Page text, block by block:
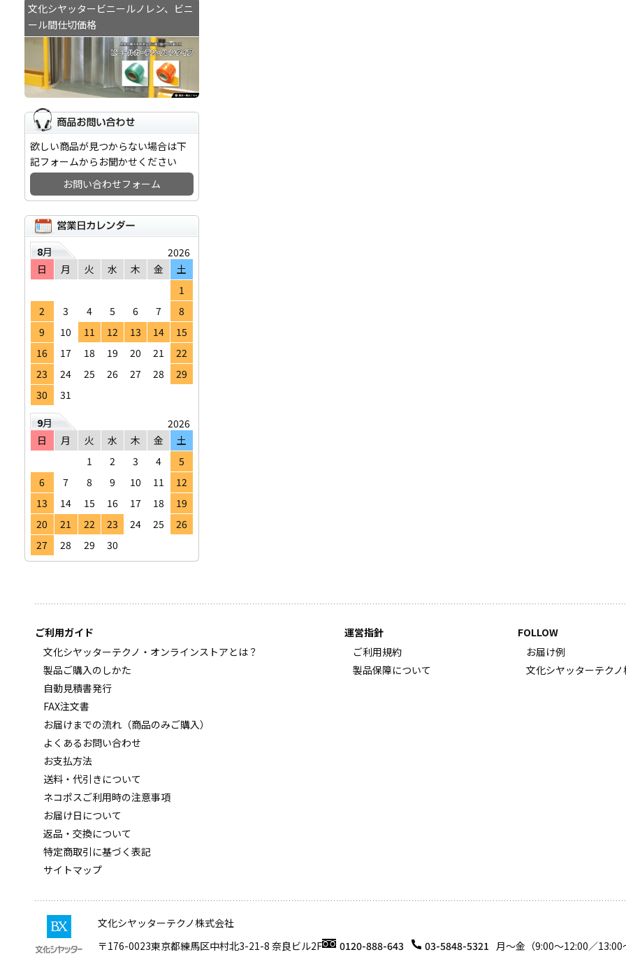
文化シヤッタービニールノレン、ビニ
ール間仕切価格
欲しい商品が見つからない場合は下
記フォームからお聞かせください
お問い合わせフォーム
8月
2026
日
月 火 水 木 金
土
1
2
3 4 5 6 7
8
9
10 11 12 13 14
15
16
17 18 19 20 21
22
23
24 25 26 27 28
29
30
31
9月
2026
日
月 火 水 木 金
土
1
2 3 4
5
6
7 8 9 10 11
12
13
14 15 16 17 18
19
20
21 22 23 24 25
26
27
28 29 30
ご利用ガイド
文化シヤッターテクノ・オンラインストアとは？
製品ご購入のしかた
自動見積書発行
FAX注文書
お届けまでの流れ（商品のみご購入）
よくあるお問い合わせ
お支払方法
送料・代引きについて
ネコポスご利用時の注意事項
お届け日について
返品・交換について
特定商取引に基づく表記
サイトマップ
運営指針
ご利用規約
製品保障について
FOLLOW
お届け例
文化シヤッターテク
文化シヤッターテクノ株式会社
〒176-0023東京都練馬区中村北3-21-8 奈良ビル2F 0120-888-643 03-5848-5321 月〜金（9:00〜12:00／13:00